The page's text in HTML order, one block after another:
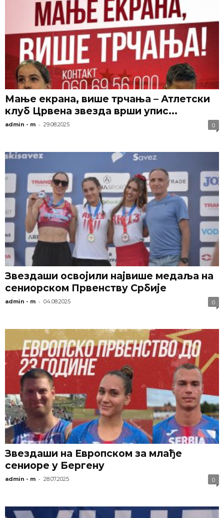
Мање екрана, више трчања – Атлетски
клуб Црвена звезда врши упис...
admin - m - 29.08.2025 0
Звездаши освојили највише медаља на
сениорском Првенству Србије
admin - m - 04.08.2025 0
Звездаши на Европском за млађе
сениоре у Бергену
admin - m - 28.07.2025 0